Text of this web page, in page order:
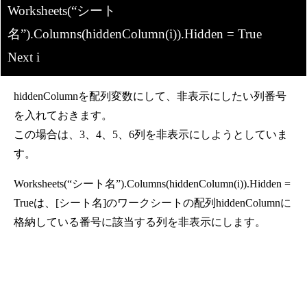
Worksheets(“シート
名”).Columns(hiddenColumn(i)).Hidden = True
Next i
hiddenColumnを配列変数にして、非表示にしたい列番号
を入れておきます。
この場合は、3、4、5、6列を非表示にしようとしていま
す。
Worksheets(“シート名”).Columns(hiddenColumn(i)).Hidden =
Trueは、[シート名]のワークシートの配列hiddenColumnに
格納している番号に該当する列を非表示にします。